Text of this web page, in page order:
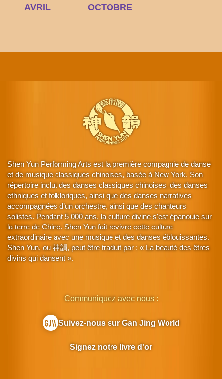
AVRIL
OCTOBRE
Shen Yun Performing Arts est la première compagnie de danse
et de musique classiques chinoises, basée à New York. Son
répertoire inclut des danses classiques chinoises, des danses
ethniques et folkloriques, ainsi que des danses narratives
accompagnées d’un orchestre, ainsi que des chanteurs
solistes. Pendant 5 000 ans, la culture divine s'est épanouie sur
la terre de Chine. Shen Yun fait revivre cette culture
extraordinaire avec une musique et des danses éblouissantes.
Shen Yun, ou 神韻, peut être traduit par : « La beauté des êtres
divins qui dansent ».
Communiquez avec nous :
Suivez-nous sur Gan Jing World
Signez notre livre d'or